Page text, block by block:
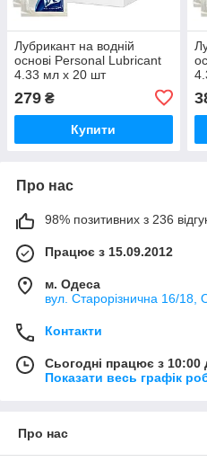
Лубрикант на водній
основі Personal Lubricant
4.33 мл x 20 шт
279 ₴
Купити
Про нас
98% позитивних з 236
Працює з 15.09.2012
м. Одеса
вул. Старорізнична 16/18,
Контакти
Сьогодні працює з 10:00
Показати весь графік
Про нас